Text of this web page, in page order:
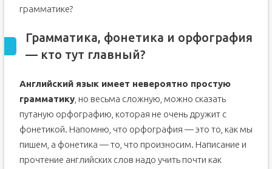
грамматике?
Грамматика, фонетика и орфография
— кто тут главный?
Английский язык имеет невероятно простую
грамматику, но весьма сложную, можно сказать
путаную орфографию, которая не очень дружит с
фонетикой. Напомню, что орфография — это то, как мы
пишем, а фонетика — то, что произносим. Написание и
прочтение английских слов надо учить почти как